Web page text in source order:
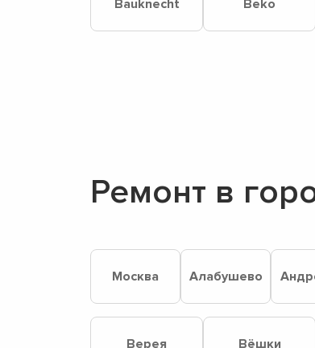
Bauknecht Beko
Ремонт в
Москва Алабушево
Верея Вёшки